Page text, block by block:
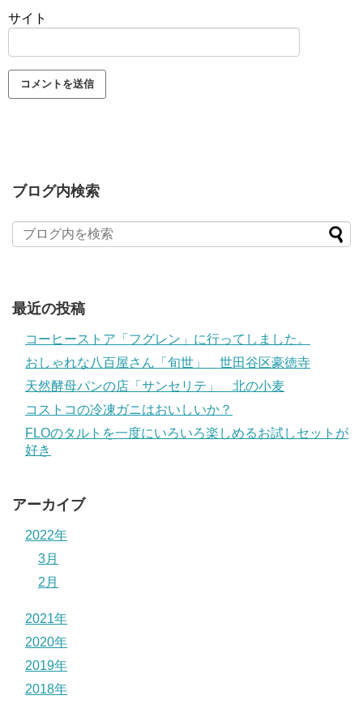
サイト
ブログ内検索
最近の投稿
コーヒーストア「フグレン」に行ってしました。
おしゃれな八百屋さん「旬世」 世田谷区豪徳寺
天然酵母パンの店「サンセリテ」 北の小麦
コストコの冷凍ガニはおいしいか？
FLOのタルトを一度にいろいろ楽しめるお試しセットが
好き
アーカイブ
2022年
3月
2月
2021年
2020年
2019年
2018年